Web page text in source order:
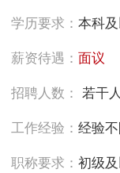
学历要求：本科
薪资待遇：面议
招聘人数：若干人
工作经验：经验
职称要求：初级